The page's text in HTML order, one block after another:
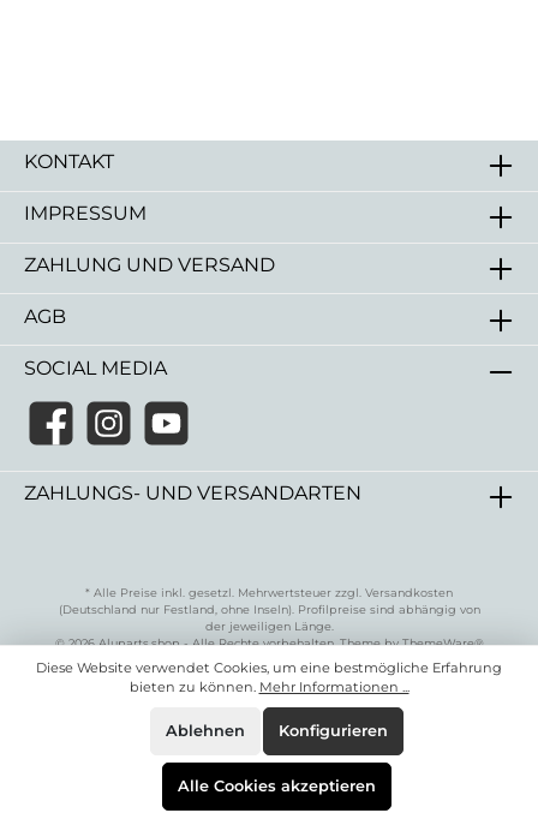
KONTAKT
IMPRESSUM
ZAHLUNG UND VERSAND
AGB
ZAHLUNGS- UND VERSANDARTEN
SOCIAL MEDIA
* Alle Preise inkl. gesetzl. Mehrwertsteuer zzgl. Versandkosten
(Deutschland nur Festland, ohne Inseln). Profilpreise sind abhängig von
der jeweiligen Länge.
© 2026 Aluparts.shop - Alle Rechte vorbehalten. Theme byThemeWare®
Diese Website verwendet Cookies, um eine bestmögliche Erfahrung
bieten zu können. Mehr Informationen ...
Ablehnen Konfigurieren
Alle Cookies akzeptieren